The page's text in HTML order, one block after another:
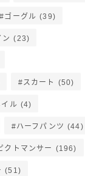
ゴーグル (39)
(23)
スカート (50)
イル (4)
ハーフパンツ (44)
クトマンサー (196)
(51)